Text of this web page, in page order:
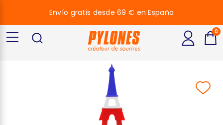
Envío gratis desde 69 € en España
0